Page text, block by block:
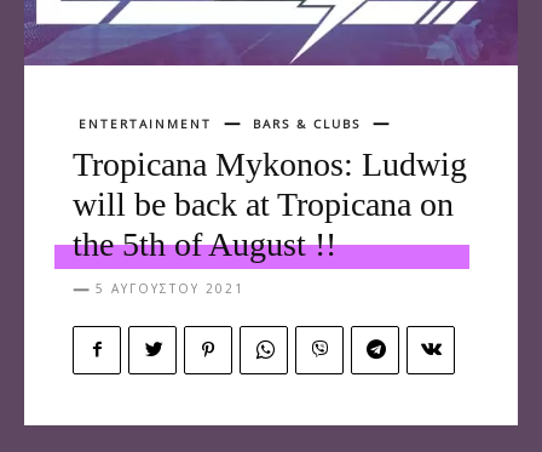
ENTERTAINMENT BARS & CLUBS
Tropicana Mykonos: Ludwig
will be back at Tropicana on
the 5th of August !!
5 ΑΥΓΟΎΣΤΟΥ 2021